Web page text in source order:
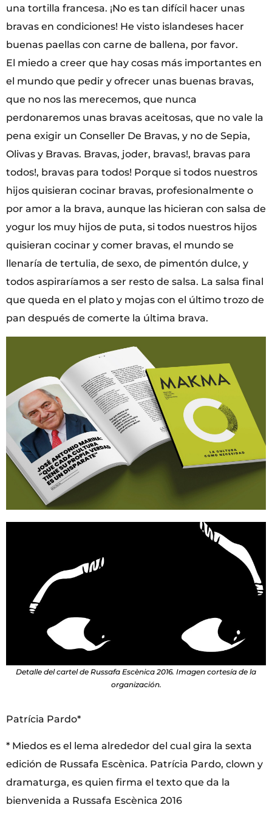
una tortilla francesa. ¡No es tan difícil hacer unas
bravas en condiciones! He visto islandeses hacer
buenas paellas con carne de ballena, por favor.
El miedo a creer que hay cosas más importantes en
el mundo que pedir y ofrecer unas buenas bravas,
que no nos las merecemos, que nunca
perdonaremos unas bravas aceitosas, que no vale la
pena exigir un Conseller De Bravas, y no de Sepia,
Olivas y Bravas. Bravas, joder, bravas!, bravas para
todos!, bravas para todos! Porque si todos nuestros
hijos quisieran cocinar bravas, profesionalmente o
por amor a la brava, aunque las hicieran con salsa de
yogur los muy hijos de puta, si todos nuestros hijos
quisieran cocinar y comer bravas, el mundo se
llenaría de tertulia, de sexo, de pimentón dulce, y
todos aspiraríamos a ser resto de salsa. La salsa final
que queda en el plato y mojas con el último trozo de
pan después de comerte la última brava.
Detalle del cartel de Russafa Escènica 2016. Imagen cortesía de la
organización.
Patrícia Pardo*
* Miedos es el lema alrededor del cual gira la sexta
edición de Russafa Escènica. Patrícia Pardo, clown y
dramaturga, es quien firma el texto que da la
bienvenida a Russafa Escènica 2016